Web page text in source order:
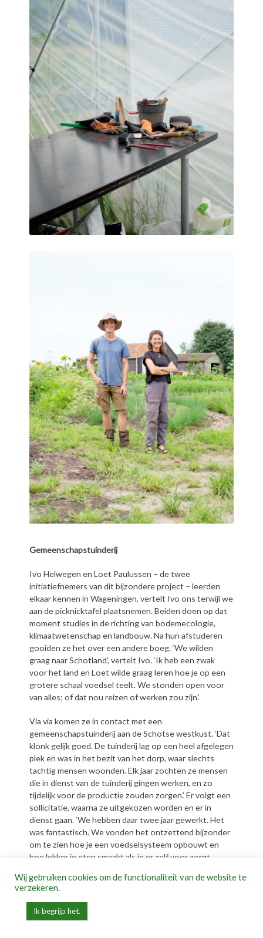
Gemeenschapstuinderij
Ivo Helwegen en Loet Paulussen – de twee
initiatiefnemers van dit bijzondere project – leerden
elkaar kennen in Wageningen, vertelt Ivo ons terwijl we
aan de picknicktafel plaatsnemen. Beiden doen op dat
moment studies in de richting van bodemecologie,
klimaatwetenschap en landbouw. Na hun afstuderen
gooiden ze het over een andere boeg. ‘We wilden
graag naar Schotland’, vertelt Ivo. ‘Ik heb een zwak
voor het land en Loet wilde graag leren hoe je op een
grotere schaal voedsel teelt. We stonden open voor
van alles; of dat nou reizen of werken zou zijn.’
Via via komen ze in contact met een
gemeenschapstuinderij aan de Schotse westkust. ‘Dat
klonk gelijk goed. De tuinderij lag op een heel afgelegen
plek en was in het bezit van het dorp, waar slechts
tachtig mensen woonden. Elk jaar zochten ze mensen
die in dienst van de tuinderij gingen werken, en zo
tijdelijk voor de productie zouden zorgen.’ Er volgt een
sollicitatie, waarna ze uitgekozen worden en er in
dienst gaan. ‘We hebben daar twee jaar gewerkt. Het
was fantastisch. We vonden het ontzettend bijzonder
om te zien hoe je een voedselsysteem opbouwt en
hoe lekker je eten smaakt als je er zelf voor zorgt.
toch ook?’
Infrastructuur van groenten
Wij gebruiken cookies om de functionaliteit van de website te
verzekeren.
Ik begrijp het.